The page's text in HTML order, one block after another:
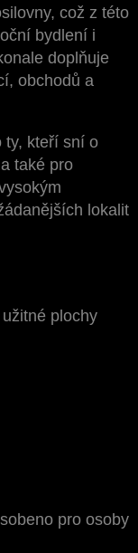
což z této
bydlení i
doplňuje
obchodů a
ty, kteří sní o
také pro
lokalit
užitné plochy
pro osoby